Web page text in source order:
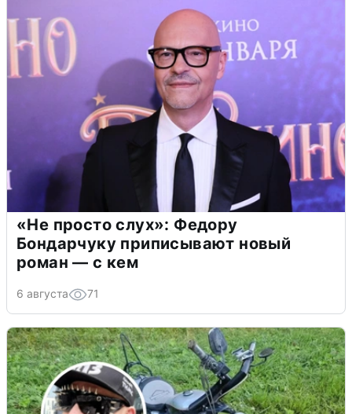
«Не просто слух»: Федору
Бондарчуку приписывают новый
роман — с кем
6 августа 71